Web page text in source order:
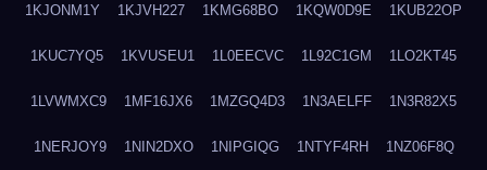
1KJONM1Y 1KJVH227 1KMG68BO 1KQW0D9E 1KUB22OP
1KUC7YQ5 1KVUSEU1 1L0EECVC 1L92C1GM 1LO2KT45
1LVWMXC9 1MF16JX6 1MZGQ4D3 1N3AELFF 1N3R82X5
1NERJOY9 1NIN2DXO 1NIPGIQG 1NTYF4RH 1NZ06F8Q